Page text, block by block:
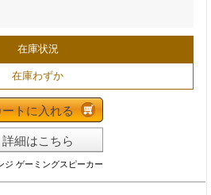
在庫状況
在庫わずか
トに入れる
詳細はこちら
ジ ゲーミングスピーカー